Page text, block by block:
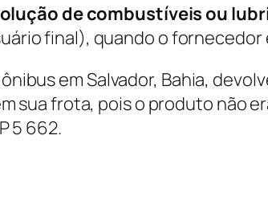
de combustíveis ou
final), quando o fornecedor
em Salvador, Bahia,
sua frota, pois o produto não
5 662.